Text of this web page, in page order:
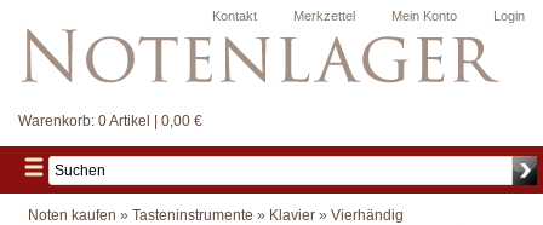
Login
Mein Konto
Merkzettel
Kontakt
Warenkorb: 0 Artikel | 0,00 €
Noten kaufen » Tasteninstrumente » Klavier » Vierhändig